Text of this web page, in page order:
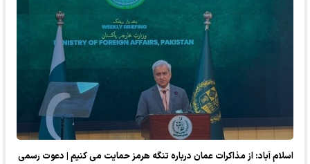
اسلام آباد: از مذاکرات عمان درباره تنگه هرمز حمایت می کنیم | دعوت رسمی